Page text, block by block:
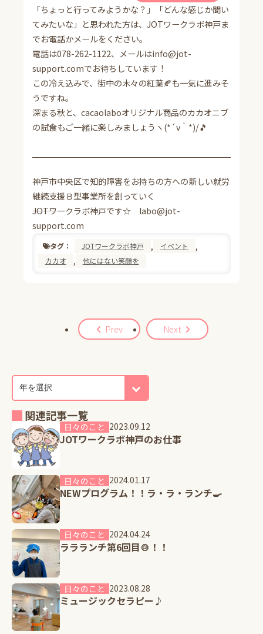
「ちょっと行ってみようかな？」「どんな感じか聞い
てみたいな」と思われた方は、JOTワークラボ神戸ま
でお電話かメールをください。
電話は078-262-1122、メールはinfo@jot-
support.comでお待ちしています！
この冷え込みで、街中の木々の紅葉🍂も一気に進みそ
うですね。
深まる秋と、cacaolaboオリジナル商品のカカオニブ
の試食もご一緒に楽しみましょうヽ(*´v｀*)/🎵
神戸市中央区で知的障害をお持ちの方への新しい就労
継続支援Ｂ型事業所を創っていく
―――JOTワークラボ神戸です☆ labo@jot-
support.com
タグ： JOTワークラボ神戸 , イベント ,
カカオ , 他にはない笑顔を
Prev Next
関連記事一覧
日々のこと 2023.09.12
JOTワークラボ神戸のお仕事
日々のこと 2024.01.17
NEWプログラム！！ラ・ラ・ランチ🍳
日々のこと 2024.04.24
ララランチ第6回目🍲！！
日々のこと 2023.08.28
ミュージックセラピー♪